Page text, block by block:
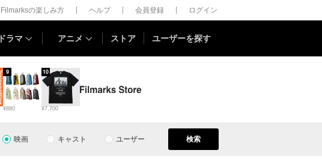
Filmarksの楽しみ方 ヘルプ 会員登録 ログイン
ドラマ アニメ ストア ユーザーを探す
¥880
9
¥7,700
10
映画 キャスト ユーザー 検索